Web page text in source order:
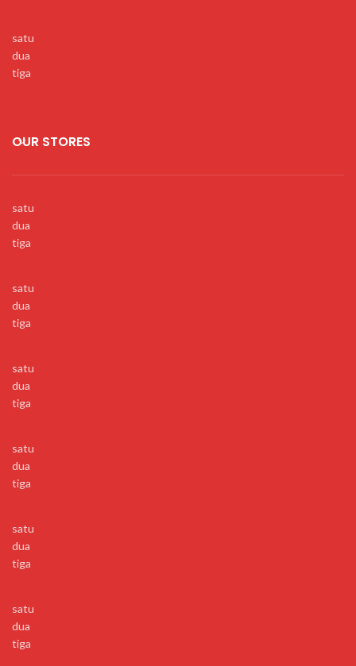
satu
dua
tiga
OUR STORES
satu
dua
tiga
satu
dua
tiga
satu
dua
tiga
satu
dua
tiga
satu
dua
tiga
satu
dua
tiga